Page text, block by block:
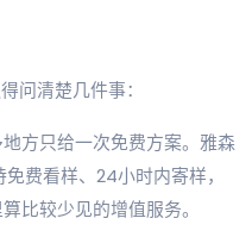
问清楚几件事：
方只给一次免费方案。雅森
费看样、24小时内寄样，
比较少见的增值服务。